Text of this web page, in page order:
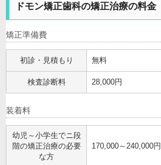
ドモン矯正歯科の矯正治療の料金
矯正準備費
初診・見積もり 無料
検査診断料 28,000円
装着料
幼児～小学生でニ段
階の矯正治療の必要
な方
170,000～240,000円